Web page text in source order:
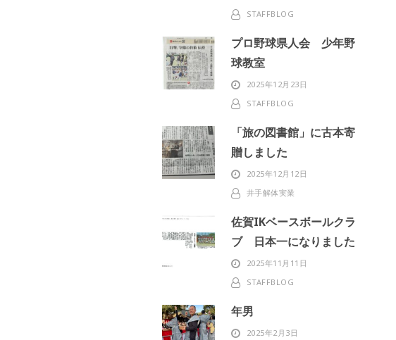
STAFFBLOG
プロ野球県人会 少年野
球教室
2025年12月23日
STAFFBLOG
「旅の図書館」に古本寄
贈しました
2025年12月12日
井手解体実業
佐賀IKベースボールクラ
ブ 日本一になりました
2025年11月11日
STAFFBLOG
年男
2025年2月3日